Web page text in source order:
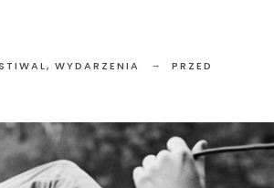
WYDARZENIA
PRZED